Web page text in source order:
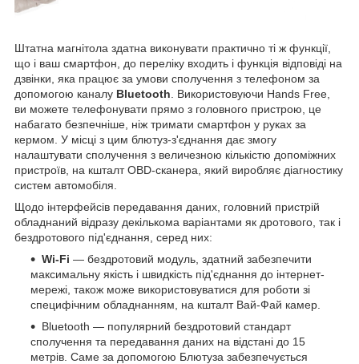
Штатна магнітола здатна виконувати практично ті ж функції,
що і ваш смартфон, до переліку входить і функція відповіді на
дзвінки, яка працює за умови сполучення з телефоном за
допомогою каналу Bluetooth . Використовуючи Hands Free,
ви можете телефонувати прямо з головного пристрою, це
набагато безпечніше, ніж тримати смартфон у руках за
кермом. У місці з цим блютуз-з'єднання дає змогу
налаштувати сполучення з величезною кількістю допоміжних
пристроїв, на кшталт OBD-сканера, який виробляє діагностику
систем автомобіля.
Щодо інтерфейсів передавання даних, головний пристрій
обладнаний відразу декількома варіантами як дротового, так і
бездротового під'єднання, серед них:
Wi-Fi — бездротовий модуль, здатний забезпечити
максимальну якість і швидкість під'єднання до інтернет-
мережі, також може використовуватися для роботи зі
специфічним обладнанням, на кшталт Вай-Фай камер.
Bluetooth — популярний бездротовий стандарт
сполучення та передавання даних на відстані до 15
метрів. Саме за допомогою Блютуза забезпечується